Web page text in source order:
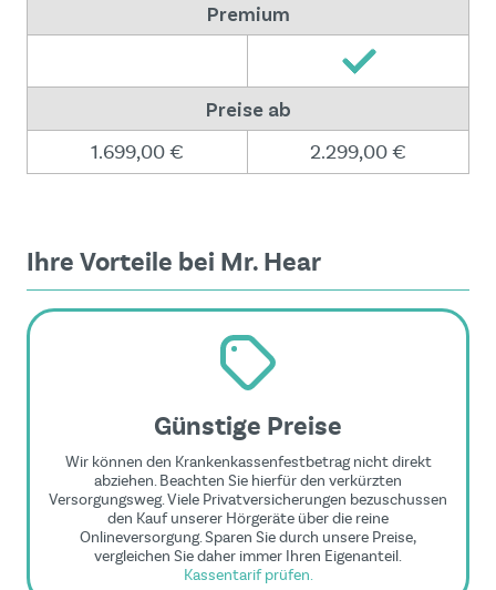
Premium
Preise ab
1.699,00 €
2.299,00 €
Ihre Vorteile bei Mr. Hear
Günstige Preise
Wir können den Krankenkassenfestbetrag nicht direkt
abziehen. Beachten Sie hierfür den verkürzten
Versorgungsweg. Viele Privatversicherungen bezuschussen
den Kauf unserer Hörgeräte über die reine
Onlineversorgung. Sparen Sie durch unsere Preise,
vergleichen Sie daher immer Ihren Eigenanteil.
Kassentarif prüfen.